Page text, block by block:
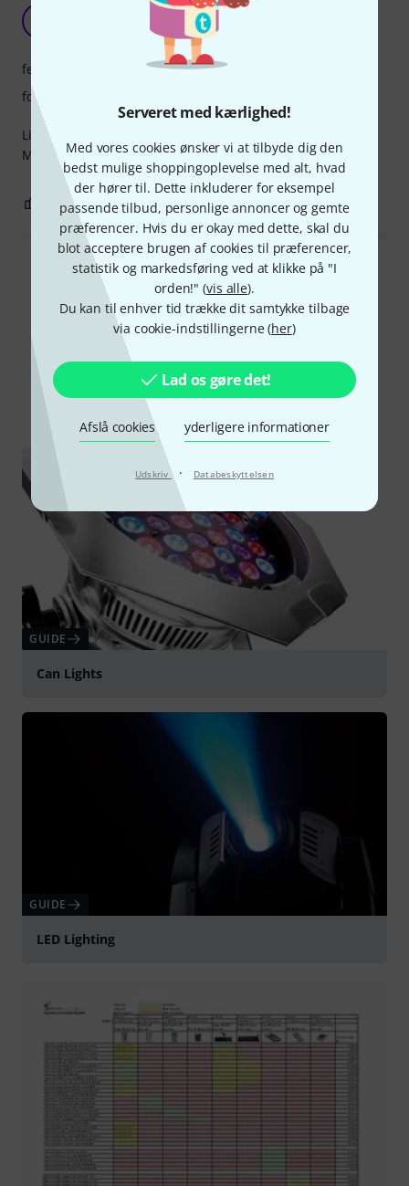
Serveret med kærlighed!
Med vores cookies ønsker vi at tilbyde dig den
bedst mulige shoppingoplevelse med alt, hvad
der hører til. Dette inkluderer for eksempel
passende tilbud, personlige annoncer og gemte
præferencer. Hvis du er okay med dette, skal du
blot acceptere brugen af cookies til præferencer,
statistik og markedsføring ved at klikke på "I
orden!" (vis alle).
Du kan til enhver tid trække dit samtykke tilbage
via cookie-indstillingerne (her)
Lad os gøre det!
Afslå cookies yderligere informationer
Udskriv · Databeskyttelsen
Fjernbetjening lys
HC@private.dk 07.05.2021
Lidt klein, men har de nødvendige features.
Må se, på sigt, om den holder.
features
forarbejdning
0 ANMELD BEDØMMELSE
Læs alle anmeldelser
Vidste du?
Alle Guide Downloads
GUIDE
Can Lights
GUIDE
LED Lighting